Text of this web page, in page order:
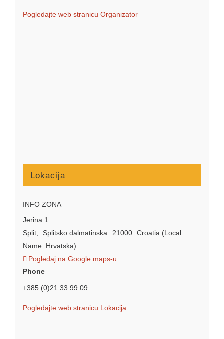
Pogledajte web stranicu Organizator
Lokacija
INFO ZONA
Jerina 1
Split, Splitsko dalmatinska 21000 Croatia (Local
Name: Hrvatska)
Pogledaj na Google maps-u
Phone
+385.(0)21.33.99.09
Pogledajte web stranicu Lokacija